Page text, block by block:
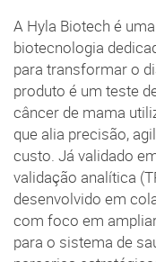
A Hyla Biotech é
biotecnologia
para transformar o
produto é um teste
câncer de mama
que alia precisão,
custo. Já validado
validação analítica
desenvolvido em
com foco em
para o sistema de